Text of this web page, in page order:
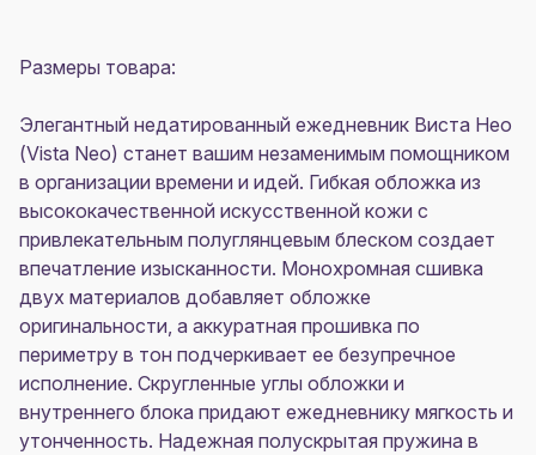
Размеры товара:
Элегантный недатированный ежедневник Виста Нео
(Vista Neo) станет вашим незаменимым помощником
в организации времени и идей. Гибкая обложка из
высококачественной искусственной кожи c
привлекательным полуглянцевым блеском создает
впечатление изысканности. Монохромная сшивка
двух материалов добавляет обложке
оригинальности, а аккуратная прошивка по
периметру в тон подчеркивает ее безупречное
исполнение. Скругленные углы обложки и
внутреннего блока придают ежедневнику мягкость и
утонченность. Надежная полускрытая пружина в